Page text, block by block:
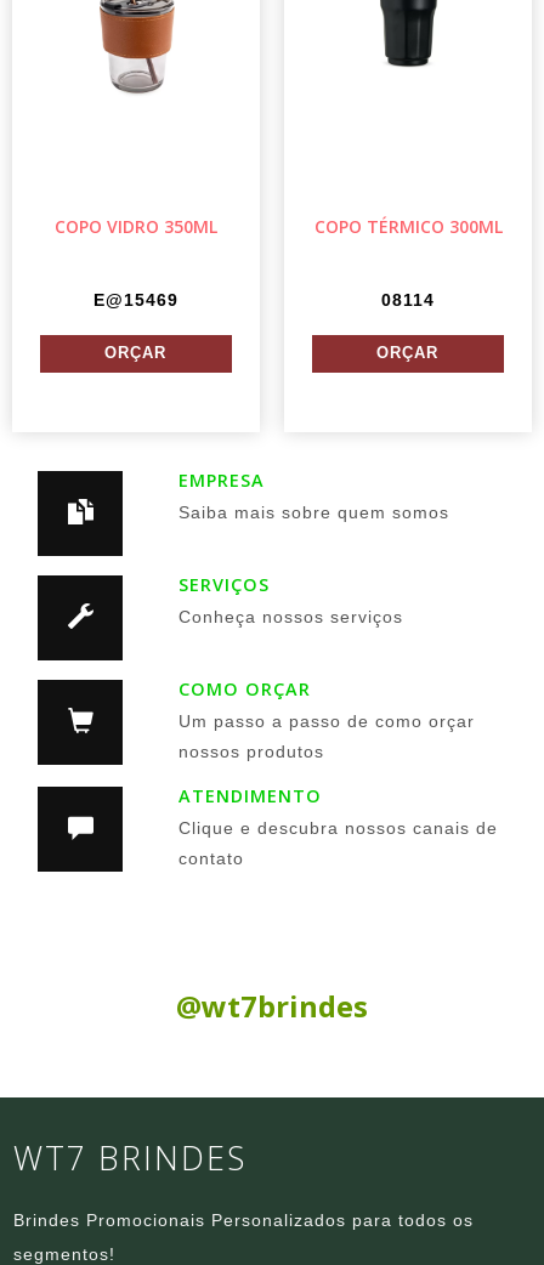
COPO VIDRO 350ML
E@15469
COPO TÉRMICO 300ML
08114
EMPRESA
Saiba mais sobre quem somos
SERVIÇOS
Conheça nossos serviços
COMO ORÇAR
Um passo a passo de como orçar
nossos produtos
ATENDIMENTO
Clique e descubra nossos canais de
contato
@wt7brindes
WT7 BRINDES
Brindes Promocionais Personalizados para todos os
segmentos!